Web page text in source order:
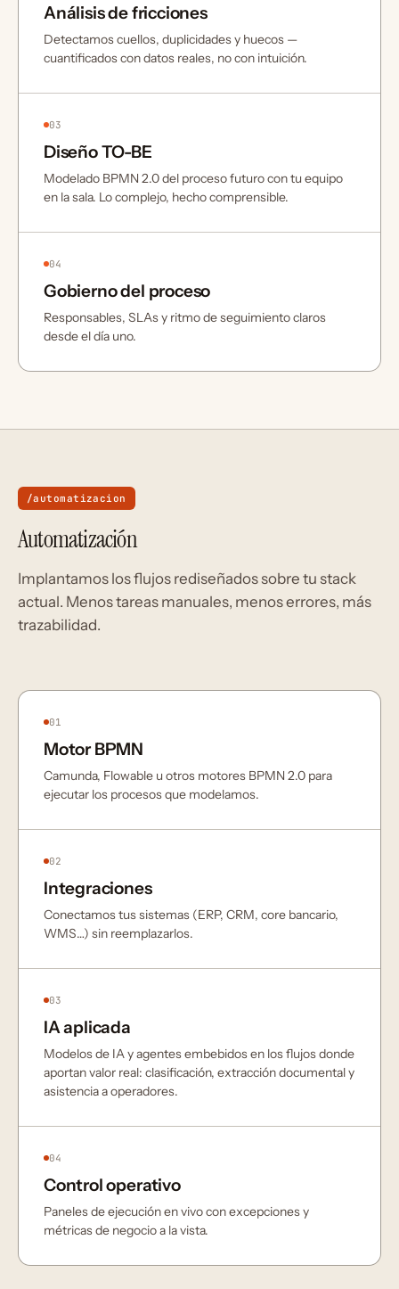
Análisis de fricciones
Detectamos cuellos, duplicidades y huecos —
cuantificados con datos reales, no con intuición.
03
Diseño TO-BE
Modelado BPMN 2.0 del proceso futuro con tu equipo
en la sala. Lo complejo, hecho comprensible.
04
Gobierno del proceso
Responsables, SLAs y ritmo de seguimiento claros
desde el día uno.
/automatizacion
Automatización
Implantamos los flujos rediseñados sobre tu stack
actual. Menos tareas manuales, menos errores, más
trazabilidad.
01
Motor BPMN
Camunda, Flowable u otros motores BPMN 2.0 para
ejecutar los procesos que modelamos.
02
Integraciones
Conectamos tus sistemas (ERP, CRM, core bancario,
WMS…) sin reemplazarlos.
03
IA aplicada
Modelos de IA y agentes embebidos en los flujos donde
aportan valor real: clasificación, extracción documental y
asistencia a operadores.
04
Control operativo
Paneles de ejecución en vivo con excepciones y
métricas de negocio a la vista.